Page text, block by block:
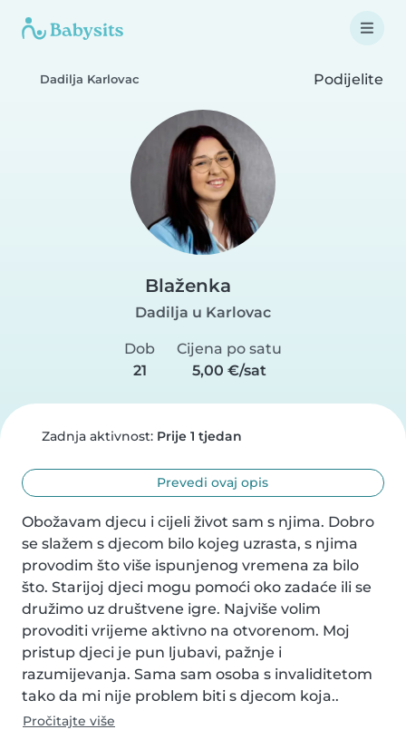
Dadilja Karlovac Podijelite
Blaženka
Dadilja u Karlovac
Dob
21
Cijena po satu
5,00 €/sat
Zadnja aktivnost: Prije 1 tjedan
Prevedi ovaj opis
Obožavam djecu i cijeli život sam s njima. Dobro
se slažem s djecom bilo kojeg uzrasta, s njima
provodim što više ispunjenog vremena za bilo
što. Starijoj djeci mogu pomoći oko zadaće ili se
družimo uz društvene igre. Najviše volim
provoditi vrijeme aktivno na otvorenom. Moj
pristup djeci je pun ljubavi, pažnje i
razumijevanja. Sama sam osoba s invaliditetom
tako da mi nije problem biti s djecom koja..
Pročitajte više